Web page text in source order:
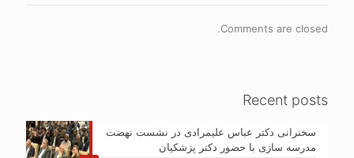
Comments are closed.
Recent posts
سخنرانی دکتر عباس علیمرادی در نشست نهضت
مدرسه سازی با حضور دکتر پزشکیان